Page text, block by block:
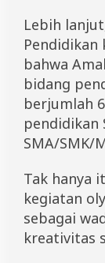
Lebih
bahwa
bidang
berjumlah
pendidikan
SMA/SMK/
Tak hanya
kegiatan
sebagai
kreativitas